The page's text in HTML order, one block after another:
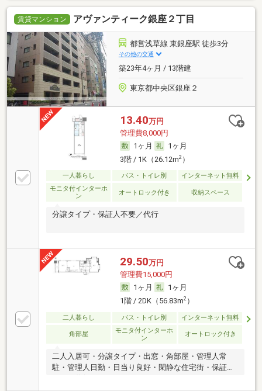
賃貸マンション アヴァンティーク銀座２丁目
都営浅草線 東銀座駅 徒歩3分
その他の交通
築23年4ヶ月 / 13階建
東京都中央区銀座２
13.40万円
管理費8,000円
1ヶ月
1ヶ月
3階 / 1K（26.12m2）
一人暮らし バス・トイレ別
インターネット無料
モニタ付インターホ
ン
オートロック付き 収納スペース
分譲タイプ・保証人不要／代行
29.50万円
管理費15,000円
1ヶ月
1ヶ月
1階 / 2DK（56.83m2）
二人暮らし バス・トイレ別 インターネット無料
角部屋
モニタ付インターホ
ン
オートロック付き
二人入居可・分譲タイプ・出窓・角部屋・管理人常
駐・管理人日勤・日当り良好・閑静な住宅街・保証人
不要／代行